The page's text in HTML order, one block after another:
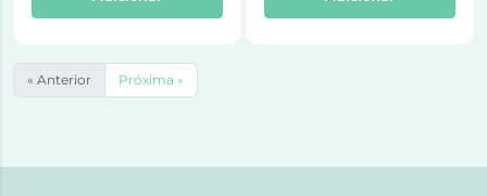
« Anterior Próxima »